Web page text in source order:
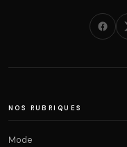
NOS RUBRIQUES
Mode